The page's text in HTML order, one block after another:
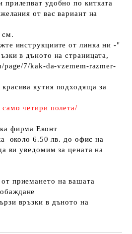
прилепват удобно по китката
от вас вариант на
см.
инструкциите от линка ни -"
в дъното на страницата,
page/7/kak-da-vzemem-razmer-
кутия подходяща за
четири полета/
фирма Еконт
около 6.50 лв. до офис на
ви уведомим за цената на
от приемането на вашата
връзки в дъното на